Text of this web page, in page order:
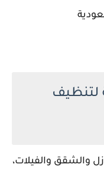
لتنظيف
والشقق والفيلات،